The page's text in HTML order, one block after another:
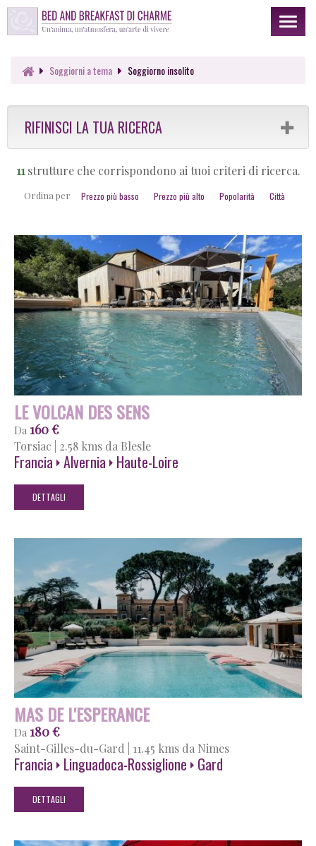
Toggle
Soggiorni a tema Soggiorno insolito
RIFINISCI LA TUA RICERCA
11strutture che corrispondono ai tuoi criteri di ricerca.
Ordina per Prezzo più basso Prezzo più alto Popolarità Città
LE VOLCAN DES SENS
Da 160 €
Torsiac 2.58 kms da Blesle
Francia Alvernia Haute-Loire
DETTAGLI
MAS DE L'ESPERANCE
Da 180 €
Saint-Gilles-du-Gard 11.45 kms da Nimes
Francia Linguadoca-Rossiglione Gard
DETTAGLI